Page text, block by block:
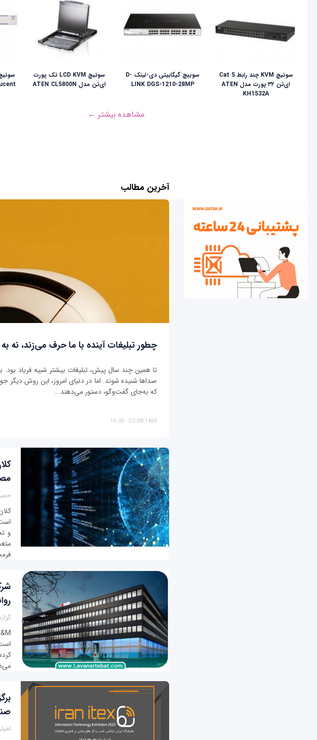
سوئیچ KVM چند رابط Cat 5
ای‌تن ۳۲ پورت مدل ATEN
KH1532A
سوییچ گیگابیتی دی-لینک D-
LINK DGS-1210-28MP
سوئيچ LCD KVM تک پورت
ای‌تن مدل ATEN CL5800N
مشاهده بیشتر ←
آخرین مطالب
چطور تبلیغات آینده با ما حرف می‌زند، نه
تا همین چند سال پیش، تبلیغات بیشتر شبیه فریاد بود.
صداها شنیده شوند. اما در دنیای امروز، این روش دیگر
که به‌جای گفت‌وگو، دستور می‌دهند...
22/08/1404 - 16:30
و